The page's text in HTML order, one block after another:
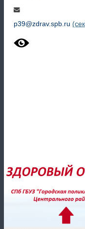
p39@zdrav.spb.ru